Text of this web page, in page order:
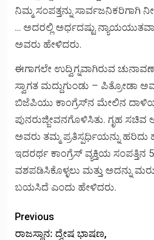
ನಿಮ್ಮ ಸಂಪತ್ತನ್ನು ಸಾರ್ವಜನಿಕರಿಗಾಗಿ
… ಅದರಲ್ಲಿ ಅರ್ಧದಷ್ಟು
ಅವರು ಹೇಳಿದರು.
ಈಗಾಗಲೇ ಉದ್ವಿಗ್ನವಾಗಿರುವ
ಸ್ವಾಗತ ಮದ್ದುಗುಂಡು – ಪಿತ್ರೋಡಾ
ಬಿಜೆಪಿಯು ಕಾಂಗ್ರೆಸ್‌ನ ಮೇಲಿನ
ಪುನರುಜ್ಜೀವನಗೊಳಿಸಿತು. ಗೃಹ
ಅವರು ತಮ್ಮ ಪ್ರತಿಸ್ಪರ್ಧಿಯನ್ನು ಹರಿದು
ಇದರರ್ಥ ಕಾಂಗ್ರೆಸ್ ವ್ಯಕ್ತಿಯ ಸಂಪತ್ತಿನ
ವಶಪಡಿಸಿಕೊಳ್ಳಲು ಮತ್ತು ಅದನ್ನು
ಬಯಸಿದೆ ಎಂದು ಹೇಳಿದರು.
Previous
ರಾಜಸ್ಥಾನ: ದ್ವೇಷ ಭಾಷಣ,